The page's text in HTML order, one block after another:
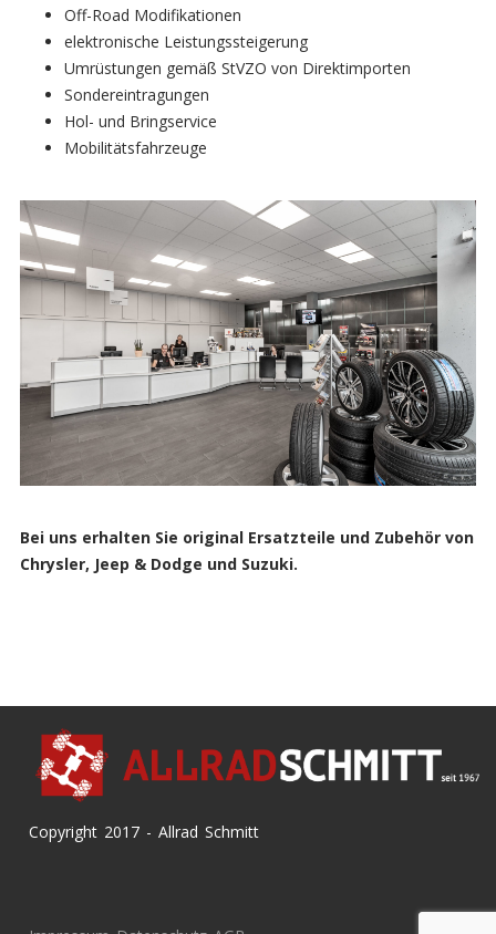
Off-Road Modifikationen
elektronische Leistungssteigerung
Umrüstungen gemäß StVZO von Direktimporten
Sondereintragungen
Hol- und Bringservice
Mobilitätsfahrzeuge
Bei uns erhalten Sie original Ersatzteile und Zubehör von
Chrysler, Jeep & Dodge und Suzuki.
Copyright 2017 - Allrad Schmitt